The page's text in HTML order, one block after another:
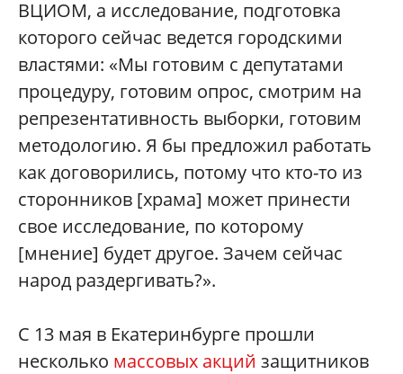
ВЦИОМ, а исследование, подготовка
которого сейчас ведется городскими
властями: «Мы готовим с депутатами
процедуру, готовим опрос, смотрим на
репрезентативность выборки, готовим
методологию. Я бы предложил работать
как договорились, потому что кто-то из
сторонников [храма] может принести
свое исследование, по которому
[мнение] будет другое. Зачем сейчас
народ раздергивать?».
С 13 мая в Екатеринбурге прошли
несколько массовых акций защитников